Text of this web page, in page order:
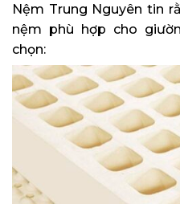
Nệm Trung Nguyên tin
nệm phù hợp cho
chọn: